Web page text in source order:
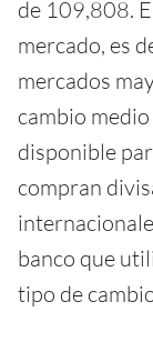
de 109,808.
mercado, es
mercados
cambio
disponible
compran
banco que
tipo de